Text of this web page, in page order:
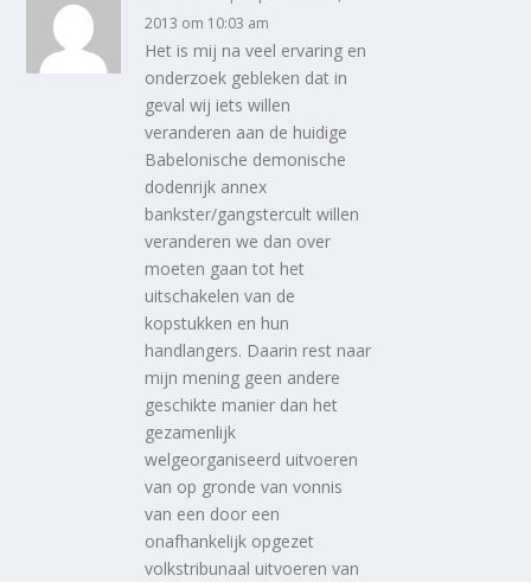
2013 om 10:03 am
Het is mij na veel ervaring en
onderzoek gebleken dat in
geval wij iets willen
veranderen aan de huidige
Babelonische demonische
dodenrijk annex
bankster/gangstercult willen
veranderen we dan over
moeten gaan tot het
uitschakelen van de
kopstukken en hun
handlangers. Daarin rest naar
mijn mening geen andere
geschikte manier dan het
gezamenlijk
welgeorganiseerd uitvoeren
van op gronde van vonnis
van een door een
onafhankelijk opgezet
volkstribunaal uitvoeren van